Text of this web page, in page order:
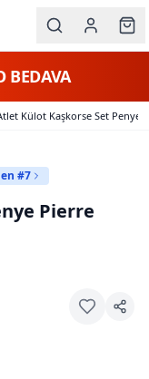
BEDAVA
Külot Kaşkorse Set Penye
#7
Pierre